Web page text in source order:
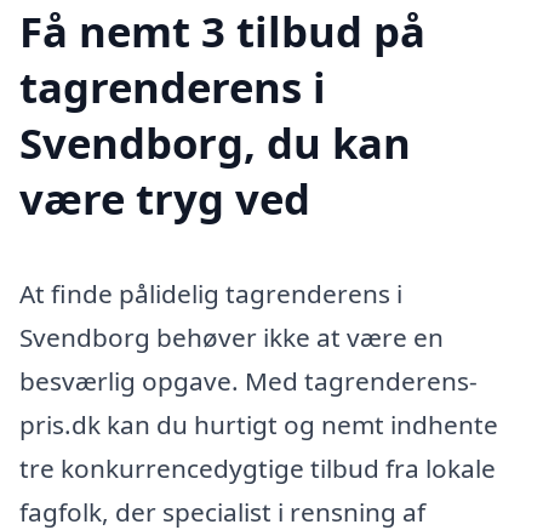
Få nemt 3 tilbud på
tagrenderens i
Svendborg, du kan
være tryg ved
At finde pålidelig tagrenderens i
Svendborg behøver ikke at være en
besværlig opgave. Med tagrenderens-
pris.dk kan du hurtigt og nemt indhente
tre konkurrencedygtige tilbud fra lokale
fagfolk, der specialist i rensning af